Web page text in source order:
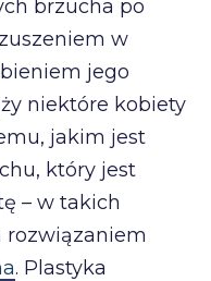
brzucha po
w
jego
niektóre kobiety
jakim jest
który jest
– w takich
rozwiązaniem
. Plastyka